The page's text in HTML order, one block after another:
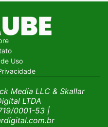
Uso
Media LLC & Skallar
LTDA
0001-53 |